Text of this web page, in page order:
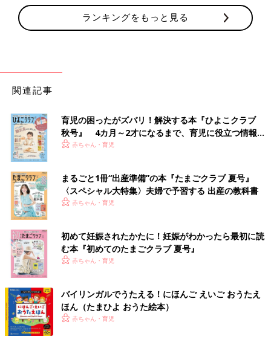
ランキングをもっと見る
関連記事
育児の困ったがズバリ！解決する本『ひよこクラブ
秋号』 4カ月～2才になるまで、育児に役立つ情報が
いっぱい！
赤ちゃん・育児
まるごと1冊“出産準備”の本『たまごクラブ 夏号』
〈スペシャル大特集〉夫婦で予習する 出産の教科書
赤ちゃん・育児
初めて妊娠されたかたに！妊娠がわかったら最初に読
む本『初めてのたまごクラブ 夏号』
赤ちゃん・育児
バイリンガルでうたえる！にほんご えいご おうたえ
ほん（たまひよ おうた絵本）
赤ちゃん・育児